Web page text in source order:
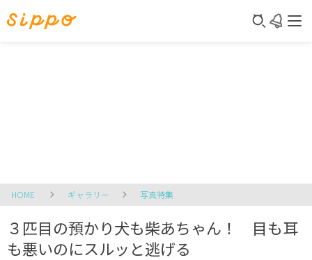
HOME ギャラリー 写真特集
３匹目の預かり犬も柴あちゃん！ 目も耳
も悪いのにスルッと逃げる